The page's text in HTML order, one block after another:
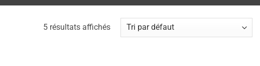
5 résultats affichés